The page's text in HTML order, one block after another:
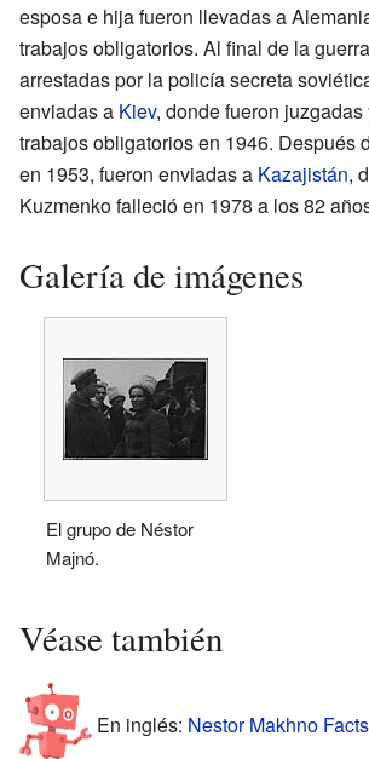
esposa e hija fueron llevadas a
trabajos obligatorios. Al final de la
arrestadas por la policía secreta
enviadas a Kiev, donde fueron
trabajos obligatorios en 1946. Después
en 1953, fueron enviadas a Kazajistán,
Kuzmenko falleció en 1978 a los 82
Galería de imágenes
El grupo de Néstor
Majnó.
Véase también
En inglés: Nestor Makhno